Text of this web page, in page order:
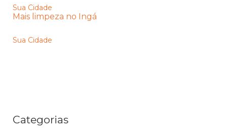
Sua Cidade
Mais limpeza no Ingá
Sua Cidade
Categorias